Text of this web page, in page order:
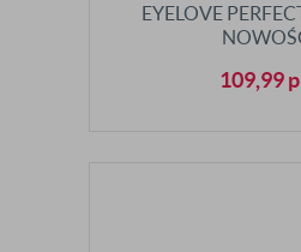
EYELOVE
109,99